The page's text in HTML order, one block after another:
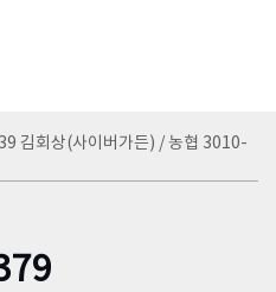
김회상(사이버가든) / 농협 3010-